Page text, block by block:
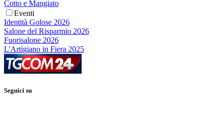
Cotto e Mangiato
Eventi
Identità Golose 2026
Salone del Risparmio 2026
Fuorisalone 2026
L'Artigiano in Fiera 2025
Seguici su